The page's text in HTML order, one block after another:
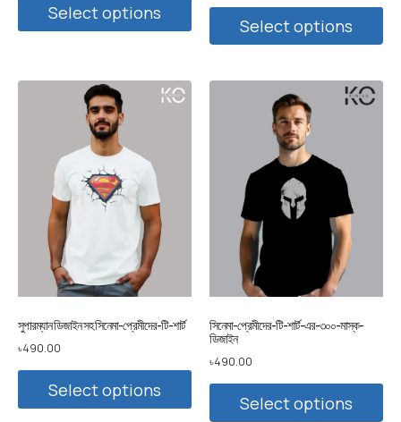
Select options
Select options
সুপারম্যান ডিজাইন সহ সিনেমা-প্রেমীদের-টি-শার্ট
৳490.00
Select options
সিনেমা-প্রেমীদের-টি-শার্ট-এর-৩০০-মাস্ক-
ডিজাইন
৳490.00
Select options